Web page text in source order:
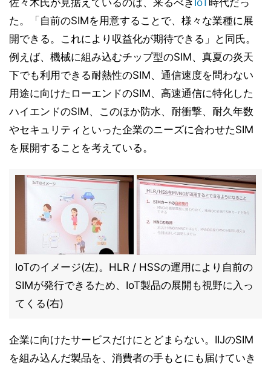
佐々木氏が見据えているのは、来るべき IoT 時代だっ
た。「自前のSIMを用意することで、様々な業種に展
開できる。これにより収益化が期待できる」と同氏。
例えば、機械に組み込むチップ型のSIM、真夏の炎天
下でも利用できる耐熱性のSIM、通信速度を問わない
用途に向けたローエンドのSIM、高速通信に特化した
ハイエンドのSIM、このほか防水、耐衝撃、耐久年数
やセキュリティといった企業のニーズに合わせたSIM
を展開することを考えている。
IoTのイメージ(左)。HLR / HSSの運用により自前の
SIMが発行できるため、IoT製品の展開も視野に入っ
てくる(右)
企業に向けたサービスだけにとどまらない。IIJのSIM
を組み込んだ製品を、消費者の手もとにも届けていき